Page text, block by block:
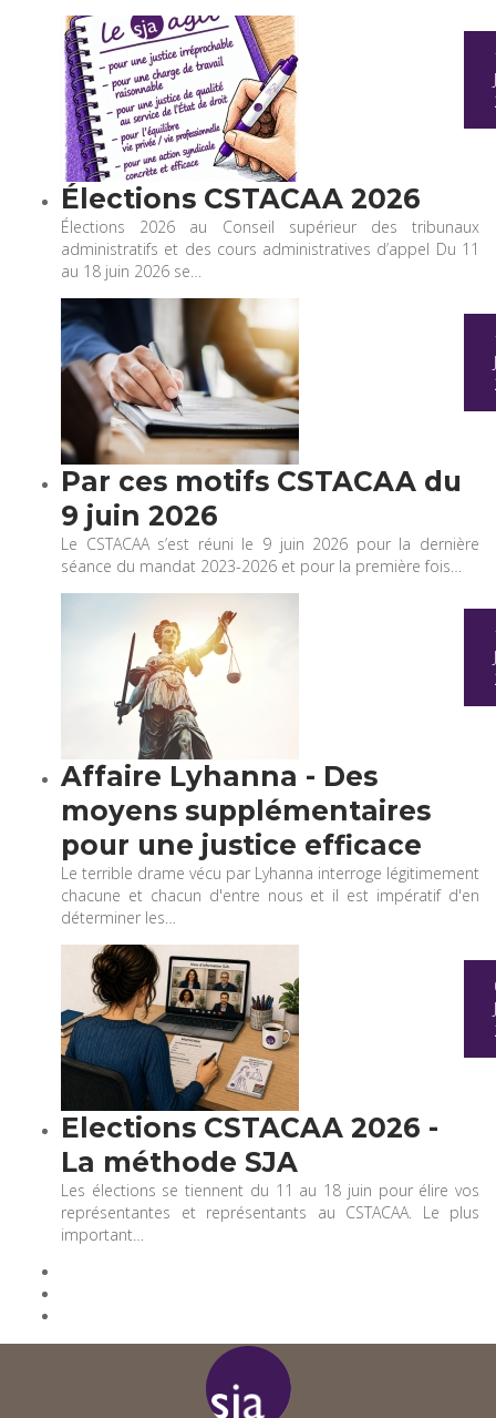
Élections CSTACAA 2026
Élections 2026 au Conseil supérieur des tribunaux
administratifs et des cours administratives d’appel Du 11
au 18 juin 2026 se…
Par ces motifs CSTACAA du
9 juin 2026
Le CSTACAA s’est réuni le 9 juin 2026 pour la dernière
séance du mandat 2023-2026 et pour la première fois…
Affaire Lyhanna - Des
moyens supplémentaires
pour une justice efficace
Le terrible drame vécu par Lyhanna interroge légitimement
chacune et chacun d'entre nous et il est impératif d'en
déterminer les…
Elections CSTACAA 2026 -
La méthode SJA
Les élections se tiennent du 11 au 18 juin pour élire vos
représentantes et représentants au CSTACAA. Le plus
important…